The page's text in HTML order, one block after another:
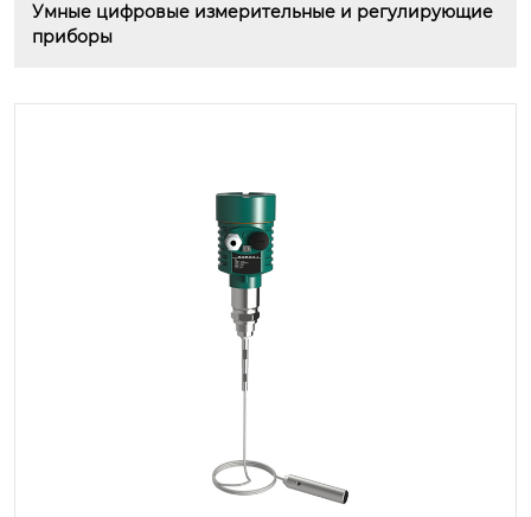
Умные цифровые измерительные и регулирующие
приборы